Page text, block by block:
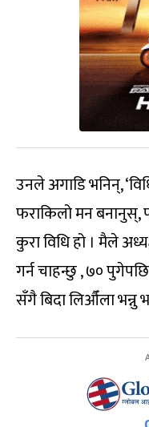
उनले अगाडि भनिन्,
फराकिलो मन बनानुस्,
कुरा विधि हो । मैले
गर्न चाहन्छु , ७०
सँगै बिदा लिऔँला भन्नु